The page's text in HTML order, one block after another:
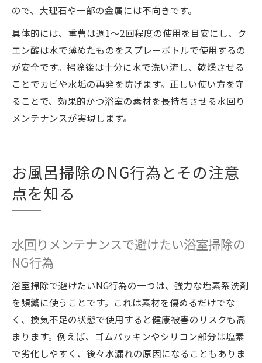
ので、大理石や一部の金属には不向きです。
具体的には、重曹は週1〜2回程度の使用を目安にし、ク
エン酸は水で薄めたものをスプレーボトルで使用するの
が安全です。掃除後は十分に水で洗い流し、乾燥させる
ことでカビや水垢の再発を防げます。正しい使い方を守
ることで、効果的かつ浴室の素材を長持ちさせる水回り
メンテナンスが実現します。
お風呂掃除のNG行為とその注意
点を知る
水回りメンテナンスで避けたい浴室掃除の
NG行為
浴室掃除で避けたいNG行為の一つは、強力な塩素系洗剤
を頻繁に使うことです。これは素材を傷めるだけでな
く、換気不足の状態で使用すると健康被害のリスクも高
まります。例えば、ゴムパッキンやシリコン部分は塩素
で劣化しやすく、後々水漏れの原因になることもありま